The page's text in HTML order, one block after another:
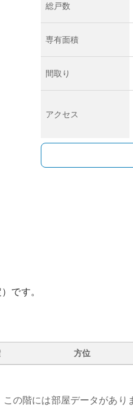
総戸数
専有面積
間取り
アクセス
です。
方位
この階には部屋データがあり